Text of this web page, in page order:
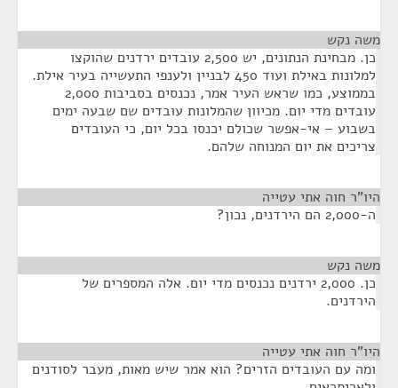
משה נקש
כן. מבחינת הנתונים, יש 2,500 עובדים ירדנים שהוקצו
למלונות באילת ועוד 450 לבניין ולענפי התעשייה בעיר אילת.
בממוצע, כמו שראש העיר אמר, נכנסים בסביבות 2,000
עובדים מדי יום. מכיוון שהמלונות עובדים שם שבעה ימים
בשבוע – אי-אפשר שכולם יכנסו בכל יום, כי העובדים
צריכים את יום המנוחה שלהם.
היו"ר חוה אתי עטייה
ה-2,000 הם הירדנים, נכון?
משה נקש
כן. 2,000 ירדנים נכנסים מדי יום. אלה המספרים של
הירדנים.
היו"ר חוה אתי עטייה
ומה עם העובדים הזרים? הוא אמר שיש מאות, מעבר לסודנים